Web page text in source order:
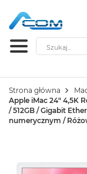
Szukaj
Strona główna
Apple iMac 24" 4,5K
/ 512GB / Gigabit
numerycznym /